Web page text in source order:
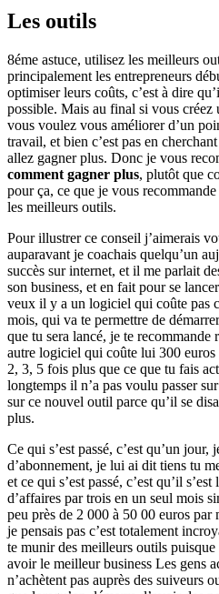
Les outils
8éme astuce, utilisez les meilleurs
principalement les entrepreneurs
optimiser leurs coûts, c’est à dire
possible. Mais au final si vous créez
vous voulez vous améliorer d’un
travail, et bien c’est pas en
allez gagner plus. Donc je vous
comment gagner plus, plutôt que
pour ça, ce que je vous
les meilleurs outils.
Pour illustrer ce conseil j’aimerais
auparavant je coachais quelqu’un
succès sur internet, et il me parlait
son business, et en fait pour se
veux il y a un logiciel qui coûte pas
mois, qui va te permettre de
que tu sera lancé, je te recommande
autre logiciel qui coûte lui 300
2, 3, 5 fois plus que ce que tu fais
longtemps il n’a pas voulu passer
sur ce nouvel outil parce qu’il se
plus.
Ce qui s’est passé, c’est qu’un
d’abonnement, je lui ai dit tiens tu
et ce qui s’est passé, c’est qu’il
d’affaires par trois en un seul mois
peu près de 2 000 à 50 00 euros
je pensais pas c’est totalement
te munir des meilleurs outils puisque
avoir le meilleur business Les gens
n’achètent pas auprès des suiveurs